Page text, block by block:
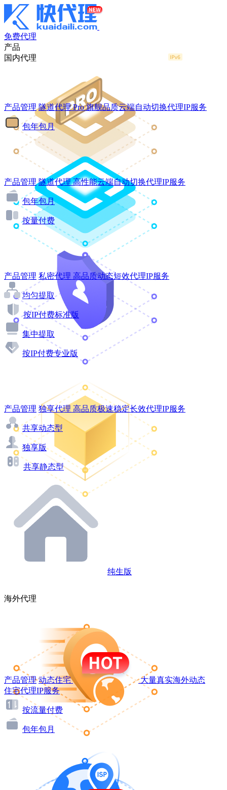
免费代理
产品
国内代理
产品管理 隧道代理Pro 旗舰品质云端自动切换代理IP服务
包年包月
产品管理 隧道代理 高性能云端自动切换代理IP服务
包年包月
按量付费
产品管理 私密代理 高品质动态短效代理IP服务
均匀提取
按IP付费标准版
集中提取
按IP付费专业版
产品管理 独享代理 高品质极速稳定长效代理IP服务
共享动态型
独享版
共享静态型
纯生版
海外代理
产品管理 动态住宅
大量真实海外动态
住宅代理IP服务
按流量付费
包年包月